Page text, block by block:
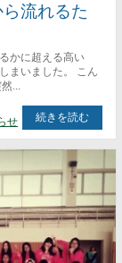
ら流れるた
かに超える高い
まいました。 こん
...
せ 続きを読む